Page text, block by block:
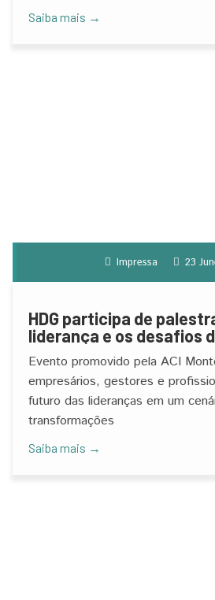
Saiba mais →
Impressa 23
HDG participa de
liderança e os desafios
pessoas
Evento promovido pela ACI
empresários, gestores e
futuro das lideranças em um
transformações
Saiba mais →